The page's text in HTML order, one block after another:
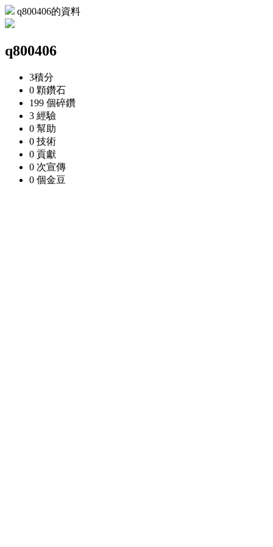
q800406的資料
q800406
3積分
0 顆鑽石
199 個碎鑽
3 經驗
0 幫助
0 技術
0 貢獻
0 次宣傳
0 個金豆